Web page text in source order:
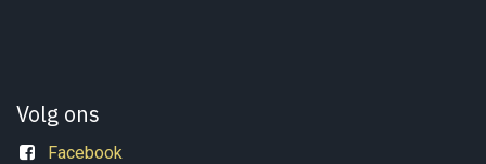
Volg ons
Facebook